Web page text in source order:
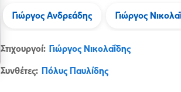
Γιώργος Ανδρεάδης Γιώργος
Στιχουργοί: Γιώργος Νικολαΐδης
Συνθέτες: Πόλυς Παυλίδης